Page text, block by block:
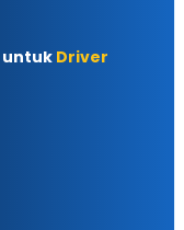
untuk Driver